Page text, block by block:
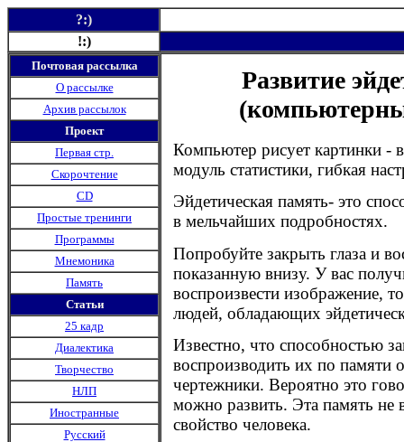
?:)
!:)
Почтовая рассылка
О рассылке
Архив рассылок
Проект
Первая стр.
Скорочтение
CD
Простые тренинги
Программы
Мнемоника
Память
Статьи
25 кадр
Диалектика
Творчество
НЛП
Иностранные
Русский
Развитие
Компьютер рисует картинки -
модуль статистики, гибкая
Эйдетическая память- это
в мельчайших подробностях.
Попробуйте закрыть глаза и
показанную внизу. У вас
воспроизвести изображение,
людей, обладающих
Известно, что способностью
воспроизводить их по памяти
чертежники. Вероятно это
можно развить. Эта память не
свойство человека.